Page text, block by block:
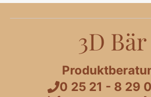
3D Bär
0 25 21 - 8 29